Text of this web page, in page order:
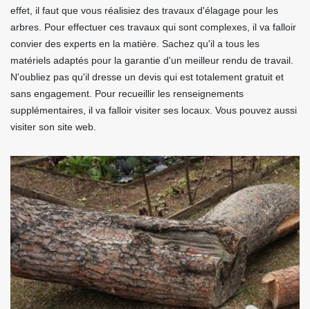
effet, il faut que vous réalisiez des travaux d'élagage pour les
arbres. Pour effectuer ces travaux qui sont complexes, il va falloir
convier des experts en la matière. Sachez qu'il a tous les
matériels adaptés pour la garantie d'un meilleur rendu de travail.
N'oubliez pas qu'il dresse un devis qui est totalement gratuit et
sans engagement. Pour recueillir les renseignements
supplémentaires, il va falloir visiter ses locaux. Vous pouvez aussi
visiter son site web.